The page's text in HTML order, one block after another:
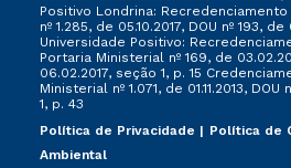
Positivo Londrina:
nº 1.285, de 05.10.2017, DOU nº 193, de
Universidade Positivo:
Portaria Ministerial nº 169, de
06.02.2017, seção 1, p. 15
Ministerial nº 1.071, de 01.11.2013, DOU
1, p. 43
Política de Privacidade
Política de
Ambiental